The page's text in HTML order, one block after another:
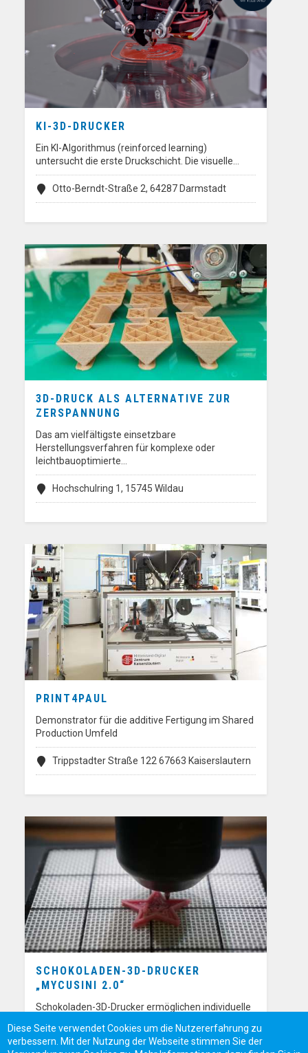
KI-3D-DRUCKER
Ein KI-Algorithmus (reinforced learning)
untersucht die erste Druckschicht. Die visuelle…
Otto-Berndt-Straße 2, 64287 Darmstadt
3D-DRUCK ALS ALTERNATIVE ZUR
ZERSPANNUNG
Das am vielfältigste einsetzbare
Herstellungsverfahren für komplexe oder
leichtbauoptimierte…
Hochschulring 1, 15745 Wildau
PRINT4PAUL
Demonstrator für die additive Fertigung im Shared
Production Umfeld
Trippstadter Straße 122 67663 Kaiserslautern
SCHOKOLADEN-3D-DRUCKER
„MYCUSINI 2.0“
Schokoladen-3D-Drucker ermöglichen individuelle
Äußere Badstraße 24, 95448 Bayreuth
Diese Seite verwendet Cookies um die Nutzererfahrung zu
verbessern. Mit der Nutzung der Webseite stimmen Sie der